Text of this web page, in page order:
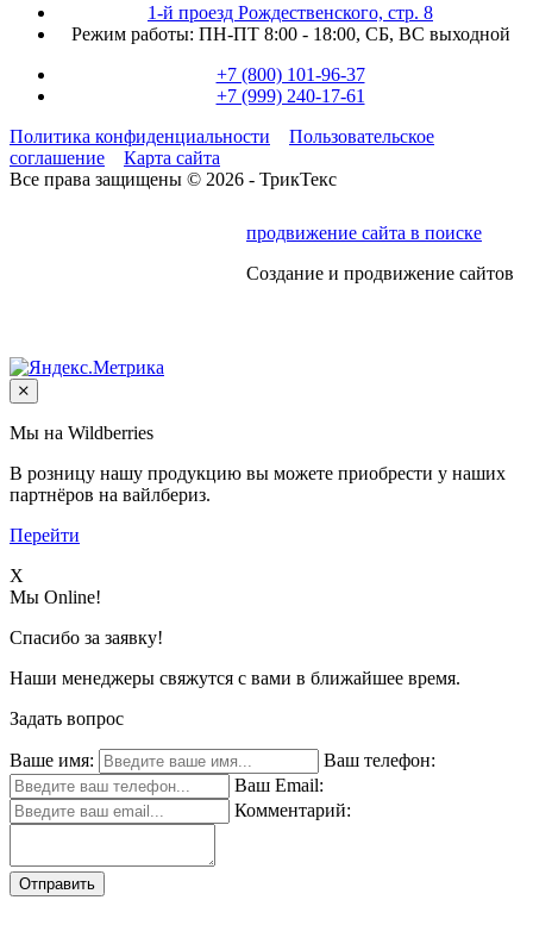
1-й проезд Рождественского, стр. 8
Режим работы: ПН-ПТ 8:00 - 18:00, СБ, ВС выходной
+7 (800) 101-96-37
+7 (999) 240-17-61
Политика конфиденциальности
Пользовательское
соглашение
Карта сайта
Все права защищены © 2026 - ТрикТекс
продвижение сайта в поиске
Создание и продвижение сайтов
Мы на Wildberries
В розницу нашу продукцию вы можете приобрести у наших
партнёров на вайлбериз.
Перейти
X
Мы Online!
Спасибо за заявку!
Наши менеджеры свяжутся с вами в ближайшее время.
Задать вопрос
Ваше имя:
Ваш телефон:
Ваш Email:
Комментарий:
Отправить